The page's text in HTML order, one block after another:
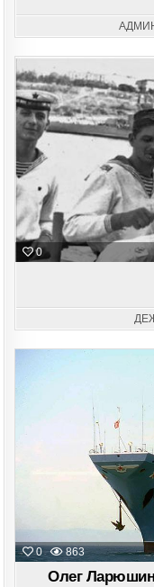
0
in
0 863
Олег